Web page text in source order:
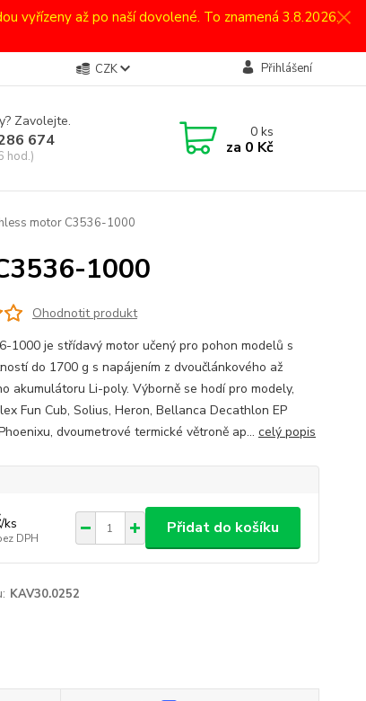
vyřízeny až po naší dovolené. To znamená 3.8.2026.
CZK Přihlášení
Zavolejte.
674
hod.)
0ks
za 0 Kč
motor C3536-1000
1000
Ohodnotit produkt
1000 je střídavý motor učený pro pohon modelů s
do 1700 g s napájením z dvoučlánkového až
akumulátoru Li-poly. Výborně se hodí pro modely,
Fun Cub, Solius, Heron, Bellanca Decathlon EP
dvoumetrové termické větroně ap... celý popis
/ks
DPH
Přidat do košíku
KAV30.0252